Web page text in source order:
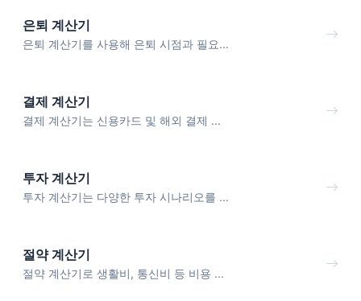
은퇴 계산기
은퇴 계산기를 사용해 은퇴 시점과 필요...
결제 계산기
결제 계산기는 신용카드 및 해외 결제 ...
투자 계산기
투자 계산기는 다양한 투자 시나리오를 ...
절약 계산기
절약 계산기로 생활비, 통신비 등 비용 ...